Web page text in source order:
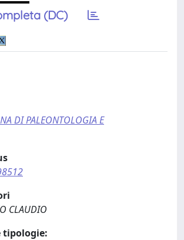
(DC)
DI PALEONTOLOGIA E
CLAUDIO
tipologie: